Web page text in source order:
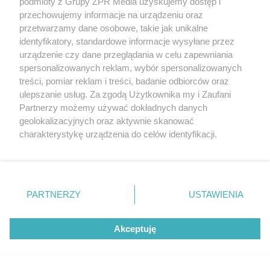
dodatki w świetnych cenach
przechowujemy informacje na urządzeniu oraz
przetwarzamy dane osobowe, takie jak unikalne
identyfikatory, standardowe informacje wysyłane przez
urządzenie czy dane przeglądania w celu zapewniania
spersonalizowanych reklam, wybór spersonalizowanych
treści, pomiar reklam i treści, badanie odbiorców oraz
ulepszanie usług. Za zgodą Użytkownika my i Zaufani
Partnerzy możemy używać dokładnych danych
geolokalizacyjnych oraz aktywnie skanować
charakterystykę urządzenia do celów identyfikacji.
zmienić/wycofać klikając przycisk ustawień prywatności
znajdujący się w lewym dolnym rogu strony
rodzaje przetwarzania danych nie wymagają zgody
użytkownika, ale masz prawo sprzeciwić się takiemu
przetwarzaniu. Preferencje będą miały zastosowanie tylko
PARTNERZY USTAWIENIA
Akceptuję